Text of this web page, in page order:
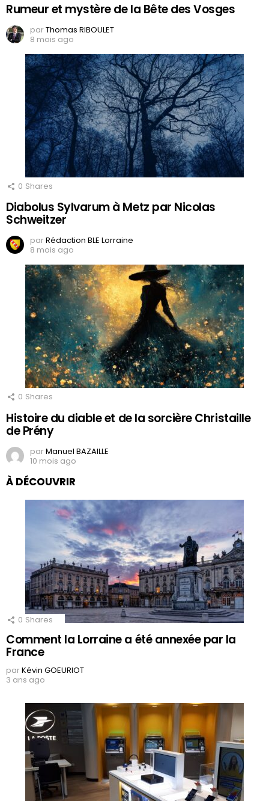
Rumeur et mystère de la Bête des Vosges
parThomas RIBOULET
8 mois ago
0 Shares
Diabolus Sylvarum à Metz par Nicolas
Schweitzer
parRédaction BLE Lorraine
8 mois ago
0 Shares
Histoire du diable et de la sorcière Christaille
de Prény
parManuel BAZAILLE
10 mois ago
À DÉCOUVRIR
0 Shares
Comment la Lorraine a été annexée par la
France
parKévin GOEURIOT
3 ans ago